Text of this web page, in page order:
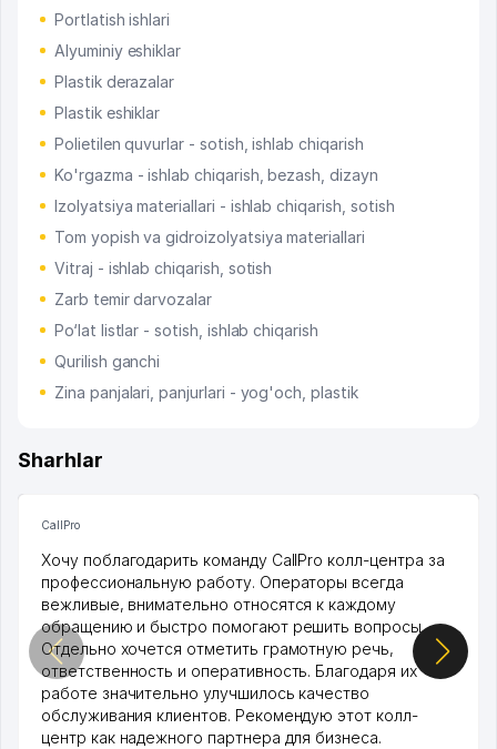
Portlatish ishlari
Alyuminiy eshiklar
Plastik derazalar
Plastik eshiklar
Polietilen quvurlar - sotish, ishlab chiqarish
Ko'rgazma - ishlab chiqarish, bezash, dizayn
Izolyatsiya materiallari - ishlab chiqarish, sotish
Tom yopish va gidroizolyatsiya materiallari
Vitraj - ishlab chiqarish, sotish
Zarb temir darvozalar
Po‘lat listlar - sotish, ishlab chiqarish
Qurilish ganchi
Zina panjalari, panjurlari - yog'och, plastik
Sharhlar
CallPro
Хочу поблагодарить команду CallPro колл-центра за
профессиональную работу. Операторы всегда
вежливые, внимательно относятся к каждому
обращению и быстро помогают решить вопросы.
Отдельно хочется отметить грамотную речь,
ответственность и оперативность. Благодаря их
работе значительно улучшилось качество
обслуживания клиентов. Рекомендую этот колл-
центр как надежного партнера для бизнеса.